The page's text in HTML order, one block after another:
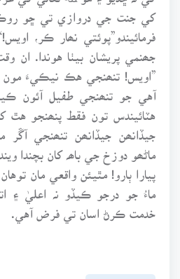
کي جنت جي دروازي تي ڇو
فرمائيندو”پوئتي نھار ڪر،
جھنمي پريشان بيٺا هوندا. ان
”اويس! تنھنجي هڪ نيڪيءَ مون
آهي جو تنھنجي طفيل آئون
هٽائيندس تون فقط پنھنجو هٿ
جيڏانھن جيڏانھن تنھنجي
ماڻھو دوزخ جي باھہ کان بچندا
پيارا ٻارو! مٿيئن واقعي مان
ماءُ جو درجو ڪيڏو نہ اعليٰ ۽
خدمت ڪرڻ اسان تي فرض آهي.